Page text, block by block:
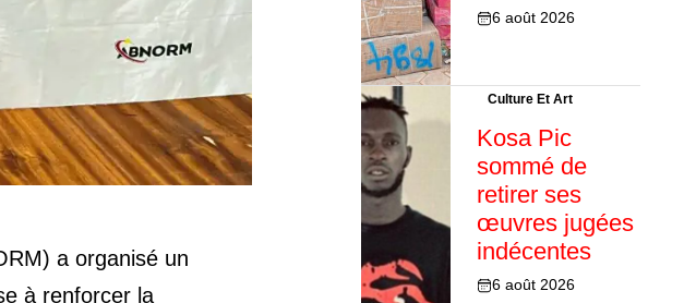
a organisé un
à renforcer la
6 août 2026
Culture Et Art
Kosa Pic
sommé de
retirer ses
œuvres jugées
indécentes
6 août 2026